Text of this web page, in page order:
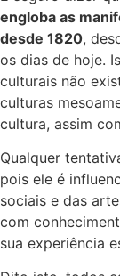
engloba as
desde 1820,
os dias de hoje.
culturais não
culturas
cultura, assim
Qualquer
pois ele é
sociais e das
com
sua experiência